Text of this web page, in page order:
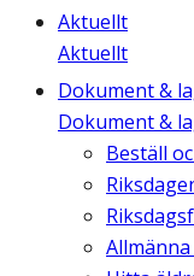
Aktuellt
Aktuellt
Dokument &
Dokument &
Beställ